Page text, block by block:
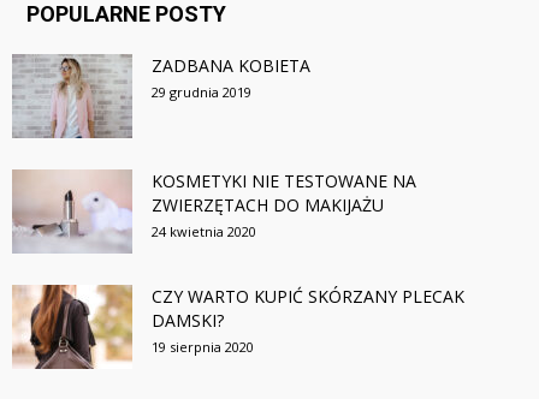
POPULARNE POSTY
ZADBANA KOBIETA
29 grudnia 2019
KOSMETYKI NIE TESTOWANE NA
ZWIERZĘTACH DO MAKIJAŻU
24 kwietnia 2020
CZY WARTO KUPIĆ SKÓRZANY PLECAK
DAMSKI?
19 sierpnia 2020